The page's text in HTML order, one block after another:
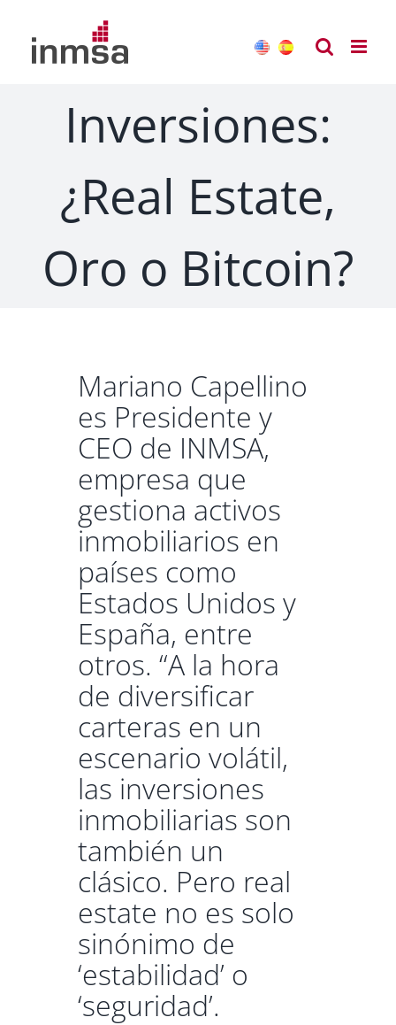
contenido
Inversiones:
¿Real Estate,
Oro o Bitcoin?
Mariano Capellino
es Presidente y
CEO de INMSA,
empresa que
gestiona activos
inmobiliarios en
países como
Estados Unidos y
España, entre
otros. “A la hora
de diversificar
carteras en un
escenario volátil,
las inversiones
inmobiliarias son
también un
clásico. Pero real
estate no es solo
sinónimo de
‘estabilidad’ o
‘seguridad’.